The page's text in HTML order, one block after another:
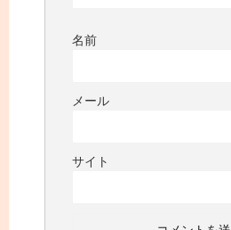
名前
メール
サイト